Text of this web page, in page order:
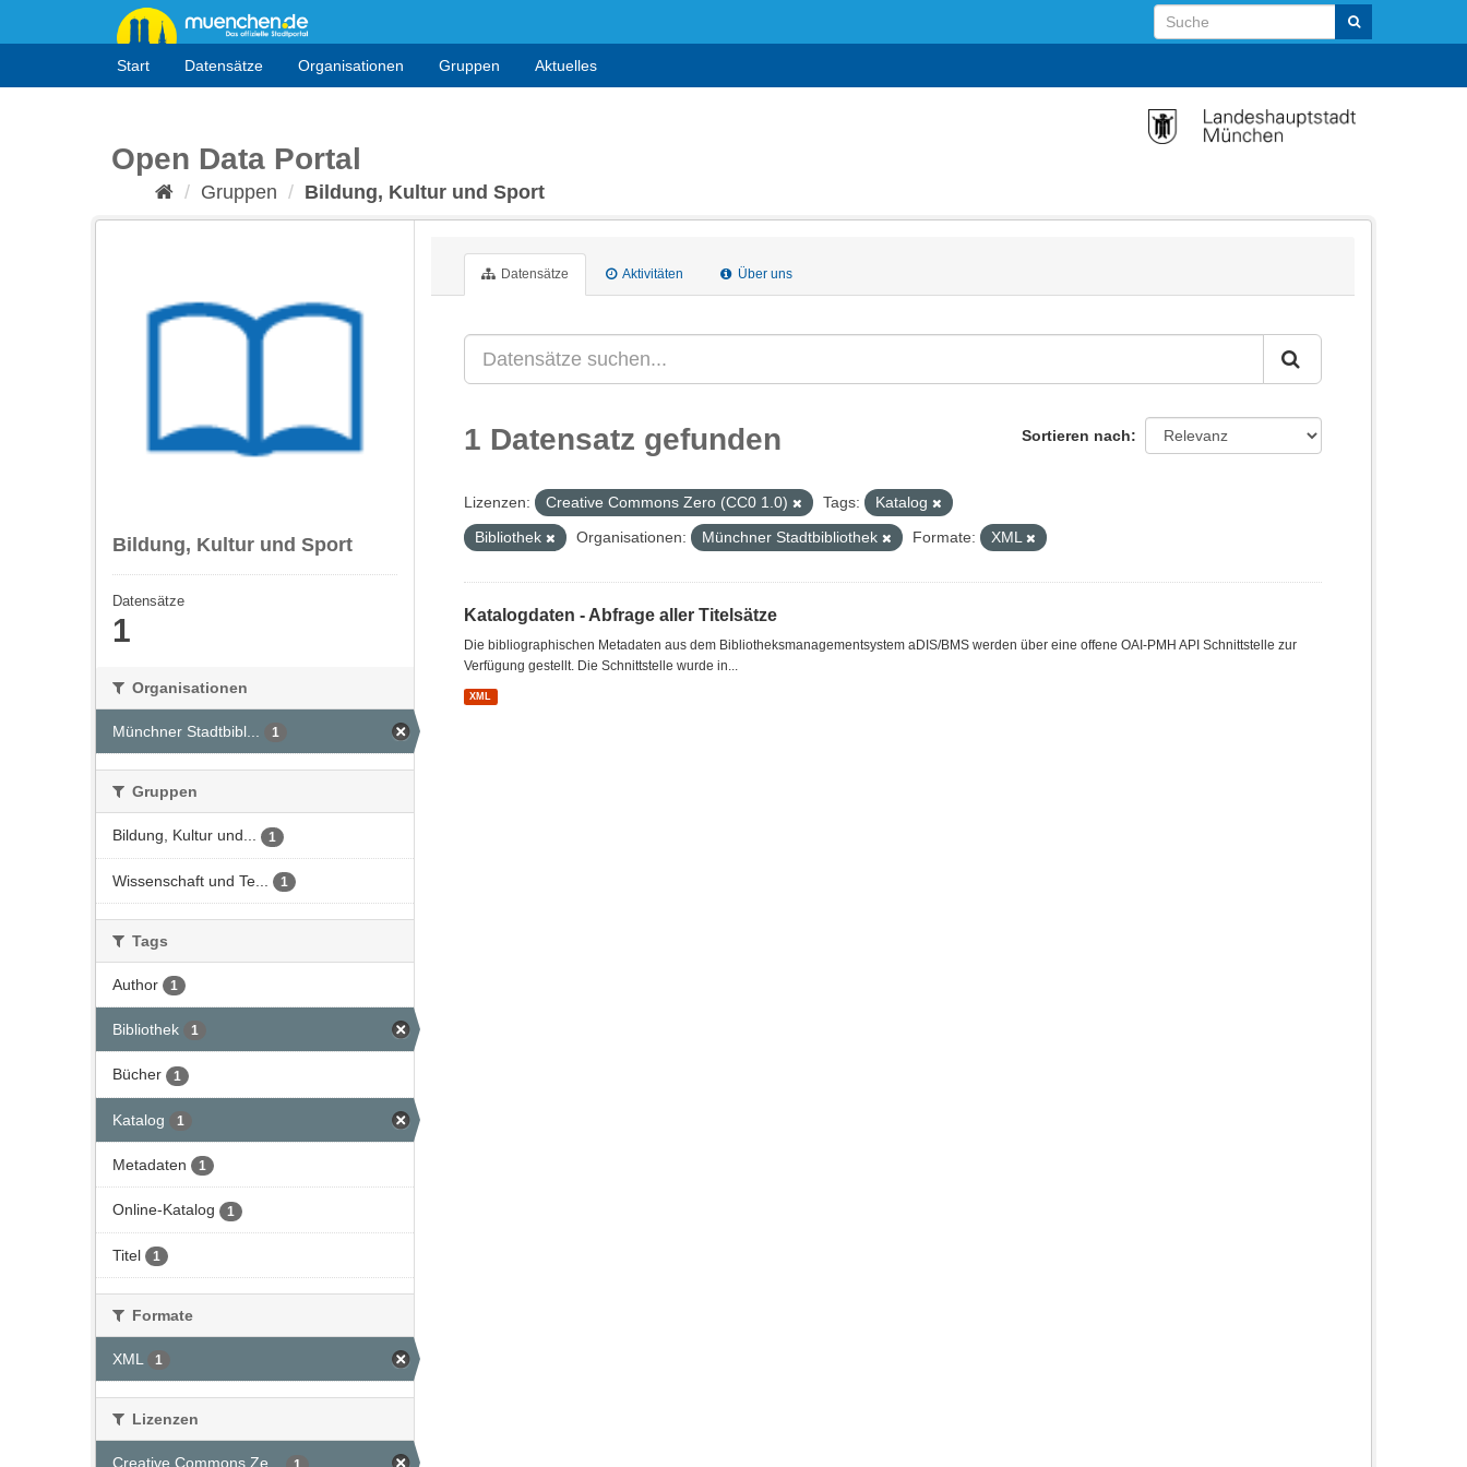
Start Datensätze Organisationen Gruppen Aktuelles
Open Data Portal
Gruppen Bildung, Kultur und Sport
Bildung, Kultur und Sport
Datensätze
1
Organisationen
Münchner Stadtbibl... 1
Gruppen
Bildung, Kultur und... 1
Wissenschaft und Te... 1
Tags
Author 1
Bibliothek 1
Bücher 1
Katalog 1
Metadaten 1
Online-Katalog 1
Titel 1
Formate
XML 1
Lizenzen
Creative Commons Ze...
Datensätze Aktivitäten Über uns
Sortieren nach
1 Datensatz gefunden
Lizenzen: Creative Commons Zero (CC0 1.0) Tags:
Katalog
Bibliothek
Organisationen: Münchner Stadtbibliothek Formate: XML
Katalogdaten - Abfrage aller Titelsätze
Die bibliographischen Metadaten aus dem Bibliotheksmanagementsystem aDIS/BMS werden über eine offene OAI-PMH API Schnittstelle zur
Verfügung gestellt. Die Schnittstelle wurde in...
XML